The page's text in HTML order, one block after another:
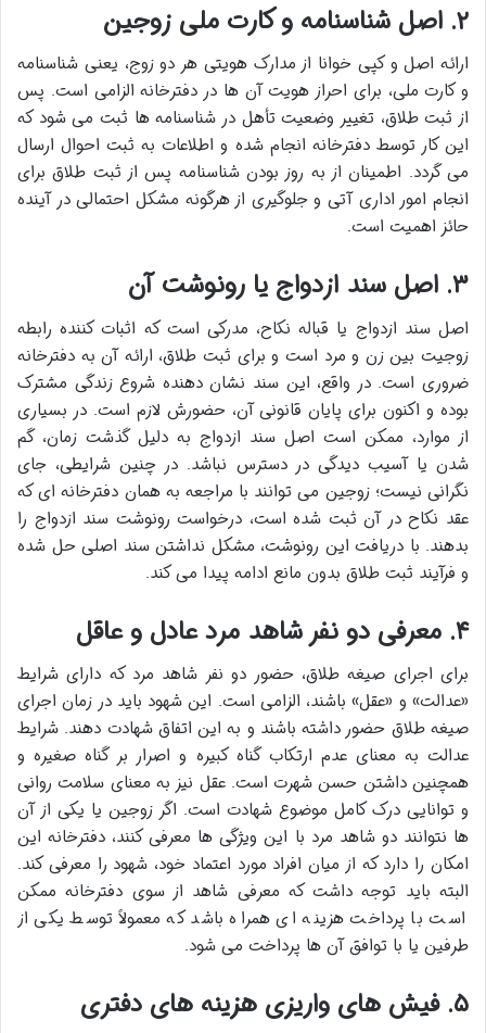
۲. اصل شناسنامه و کارت ملی زوجین
ارائه اصل و کپی خوانا از مدارک هویتی هر دو زوج، یعنی شناسنامه
و کارت ملی، برای احراز هویت آن ها در دفترخانه الزامی است. پس
از ثبت طلاق، تغییر وضعیت تأهل در شناسنامه ها ثبت می شود که
این کار توسط دفترخانه انجام شده و اطلاعات به ثبت احوال ارسال
می گردد. اطمینان از به روز بودن شناسنامه پس از ثبت طلاق برای
انجام امور اداری آتی و جلوگیری از هرگونه مشکل احتمالی در آینده
حائز اهمیت است.
۳. اصل سند ازدواج یا رونوشت آن
اصل سند ازدواج یا قباله نکاح، مدرکی است که اثبات کننده رابطه
زوجیت بین زن و مرد است و برای ثبت طلاق، ارائه آن به دفترخانه
ضروری است. در واقع، این سند نشان دهنده شروع زندگی مشترک
بوده و اکنون برای پایان قانونی آن، حضورش لازم است. در بسیاری
از موارد، ممکن است اصل سند ازدواج به دلیل گذشت زمان، گم
شدن یا آسیب دیدگی در دسترس نباشد. در چنین شرایطی، جای
نگرانی نیست؛ زوجین می توانند با مراجعه به همان دفترخانه ای که
عقد نکاح در آن ثبت شده است، درخواست رونوشت سند ازدواج را
بدهند. با دریافت این رونوشت، مشکل نداشتن سند اصلی حل شده
و فرآیند ثبت طلاق بدون مانع ادامه پیدا می کند.
۴. معرفی دو نفر شاهد مرد عادل و عاقل
برای اجرای صیغه طلاق، حضور دو نفر شاهد مرد که دارای شرایط
«عدالت» و «عقل» باشند، الزامی است. این شهود باید در زمان اجرای
صیغه طلاق حضور داشته باشند و به این اتفاق شهادت دهند. شرایط
عدالت به معنای عدم ارتکاب گناه کبیره و اصرار بر گناه صغیره و
همچنین داشتن حسن شهرت است. عقل نیز به معنای سلامت روانی
و توانایی درک کامل موضوع شهادت است. اگر زوجین یا یکی از آن
ها نتوانند دو شاهد مرد با این ویژگی ها معرفی کنند، دفترخانه این
امکان را دارد که از میان افراد مورد اعتماد خود، شهود را معرفی کند.
البته باید توجه داشت که معرفی شاهد از سوی دفترخانه ممکن
است با پرداخت هزینه ای همراه باشد که معمولاً توسط یکی از
طرفین یا با توافق آن ها پرداخت می شود.
۵. فیش های واریزی هزینه های دفتری